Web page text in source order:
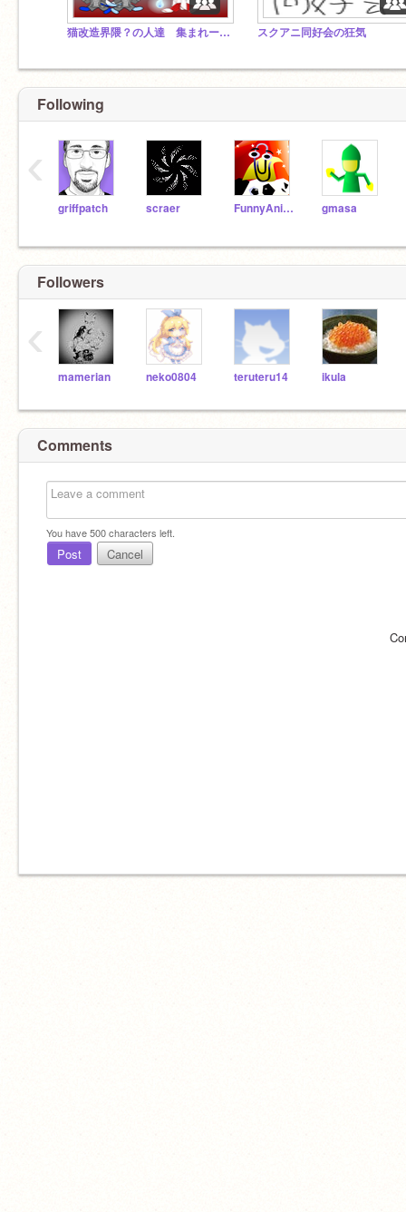
猫改造界隈？の人達 集まれー！！ スクアニ同好会の狂気
Following
griffpatch scraer FunnyAnimatorJimTV gmasa
‹
Followers
mamerian neko0804 teruteru14 ikula
‹
Comments
You have500characters left.
Post Cancel